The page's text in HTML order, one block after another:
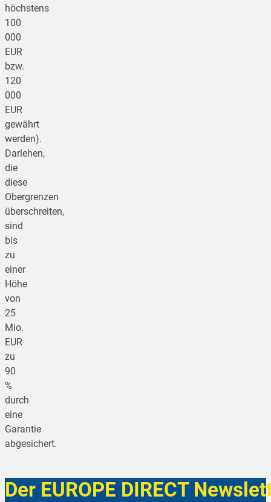
höchstens
100
000
EUR
bzw.
120
000
EUR
gewährt
werden).
Darlehen,
die
diese
Obergrenzen
überschreiten,
sind
bis
zu
einer
Höhe
von
25
Mio.
EUR
zu
90
%
durch
eine
Garantie
abgesichert.
Der EUROPE DIRECT